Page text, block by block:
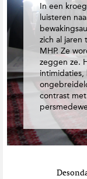
In een
luisteren
zich al jaren
MHP. Ze
zeggen ze.
contrast